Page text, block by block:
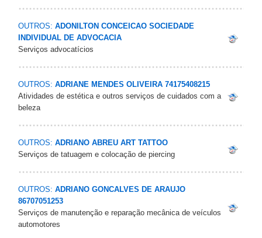
OUTROS: ADONILTON CONCEICAO SOCIEDADE
INDIVIDUAL DE ADVOCACIA
Serviços advocatícios
OUTROS: ADRIANE MENDES OLIVEIRA 74175408215
Atividades de estética e outros serviços de cuidados com a
beleza
OUTROS: ADRIANO ABREU ART TATTOO
Serviços de tatuagem e colocação de piercing
OUTROS: ADRIANO GONCALVES DE ARAUJO
86707051253
Serviços de manutenção e reparação mecânica de veículos
automotores